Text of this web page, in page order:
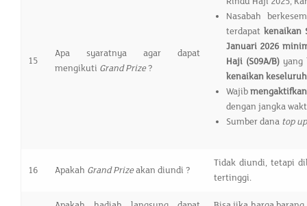
15
Apa syaratnya agar dapat
mengikuti Grand Prize?
Nasabah
terdapat kenaikan
Januari 2026
Haji (S09A/B)yang
kenaikan
Wajibmengaktifkan
dengan jangka
Sumber dana top
16 Apakah Grand Prizeakan diundi ?
Tidak diundi, tetapi
tertinggi.